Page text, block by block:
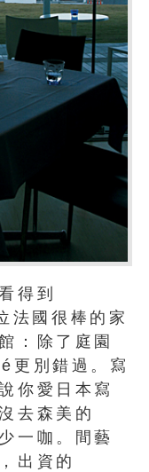
得到
國很棒的家
：除了庭園
別錯過。寫
你愛日本寫
去森美的
一咖。間藝
出資的